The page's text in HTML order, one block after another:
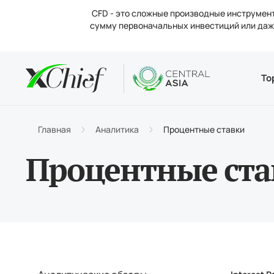
CFD - это сложные производные
сумму первоначальных инвестиций или
Условия
Десктоп
Аналитика
О
Главная Аналитика Процентные ставки
Процентные